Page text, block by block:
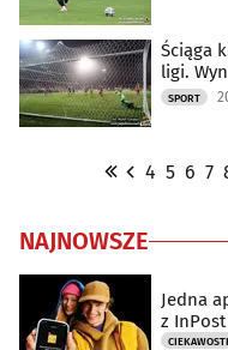
Ściąga
ligi.
SPORT
4 5 6 7
NAJNOWSZE
Jedna
z InPost